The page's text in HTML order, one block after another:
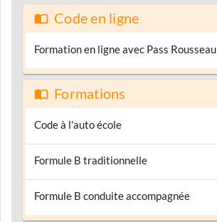
Code en ligne
Formation en ligne avec Pass Rousseau
Formations
Code à l'auto école
Formule B traditionnelle
Formule B conduite accompagnée